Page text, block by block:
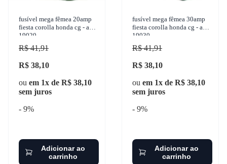
fusível mega fêmea 20amp
fiesta corolla honda cg - ams
19020
R$ 41,91
R$ 38,10
ou em 1x de R$ 38,10
sem juros
- 9%
Adicionar ao
carrinho
fusível mega fêmea 30amp
fiesta corolla honda cg - ams
19030
R$ 41,91
R$ 38,10
ou em 1x de R$ 38,10
sem juros
- 9%
Adicionar ao
carrinho